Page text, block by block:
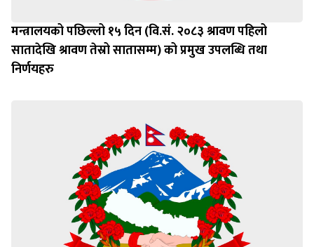
मन्त्रालयको पछिल्लो १५ दिन (वि.सं. २०८३ श्रावण पहिलो
सातादेखि श्रावण तेस्रो सातासम्म) को प्रमुख उपलब्धि तथा
निर्णयहरु